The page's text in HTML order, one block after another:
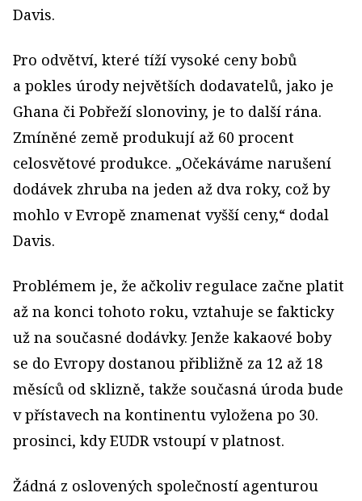
Davis.
Pro odvětví, které tíží vysoké ceny bobů
a pokles úrody největších dodavatelů, jako je
Ghana či Pobřeží slonoviny, je to další rána.
Zmíněné země produkují až 60 procent
celosvětové produkce. „Očekáváme narušení
dodávek zhruba na jeden až dva roky, což by
mohlo v Evropě znamenat vyšší ceny,“ dodal
Davis.
Problémem je, že ačkoliv regulace začne platit
až na konci tohoto roku, vztahuje se fakticky
už na současné dodávky. Jenže kakaové boby
se do Evropy dostanou přibližně za 12 až 18
měsíců od sklizně, takže současná úroda bude
v přístavech na kontinentu vyložena po 30.
prosinci, kdy EUDR vstoupí v platnost.
Žádná z oslovených společností agenturou